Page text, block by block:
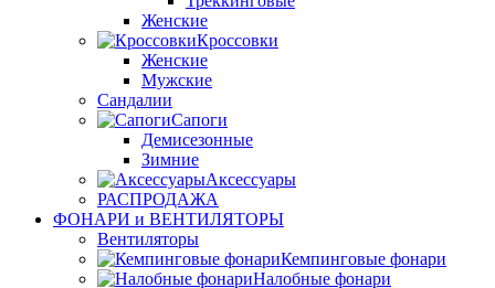
Женские
Кроссовки
Женские
Мужские
Сандалии
Сапоги
Демисезонные
Зимние
Аксессуары
РАСПРОДАЖА
ФОНАРИ и ВЕНТИЛЯТОРЫ
Вентиляторы
Кемпинговые фонари
Налобные фонари